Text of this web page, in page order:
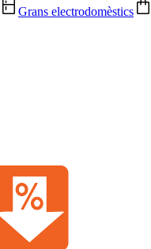
Grans electrodomèstics